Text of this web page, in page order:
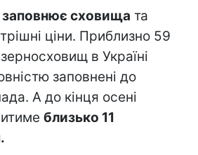
сховища та
ціни. Приблизно 59
в Україні
заповнені до
А до кінця осені
близько 11